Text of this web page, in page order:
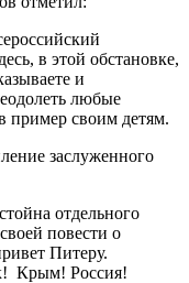
в этой обстановке,
и
любые
пример своим детям.
заслуженного
отдельного
повести о
Питеру.
Крым! Россия!